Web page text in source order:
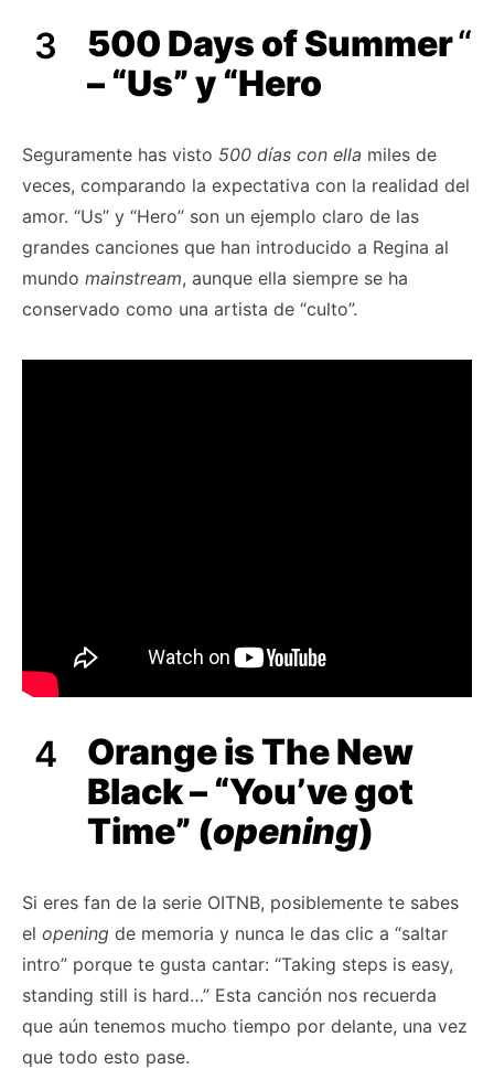
500 Days of Summer
– “Us” y “Hero
“
Seguramente has visto 500 días con ella miles de
veces, comparando la expectativa con la realidad del
amor. “Us” y “Hero” son un ejemplo claro de las
grandes canciones que han introducido a Regina al
mundo mainstream, aunque ella siempre se ha
conservado como una artista de “culto”.
Orange is The New
Black – “You’ve got
Time” (opening)
Si eres fan de la serie OITNB, posiblemente te sabes
el opening de memoria y nunca le das clic a “saltar
intro” porque te gusta cantar: “Taking steps is easy,
standing still is hard…” Esta canción nos recuerda
que aún tenemos mucho tiempo por delante, una vez
que todo esto pase.